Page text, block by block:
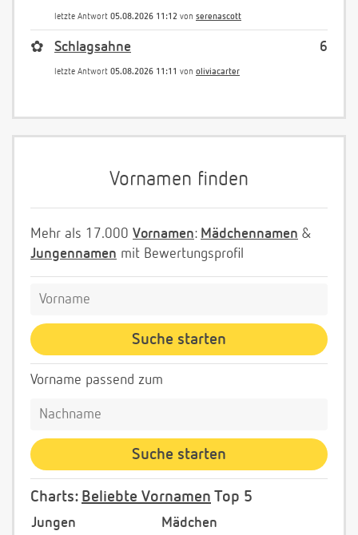
letzte Antwort 05.08.2026 11:12 von serenascott
6
✿ Schlagsahne
letzte Antwort 05.08.2026 11:11 von oliviacarter
Vornamen finden
Mehr als 17.000 Vornamen: Mädchennamen &
Jungennamen mit Bewertungsprofil
Vorname passend zum
Charts: Beliebte Vornamen Top 5
Jungen Mädchen